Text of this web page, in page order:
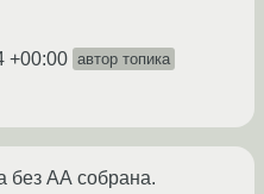
+00:00 автор топика
без АА собрана.